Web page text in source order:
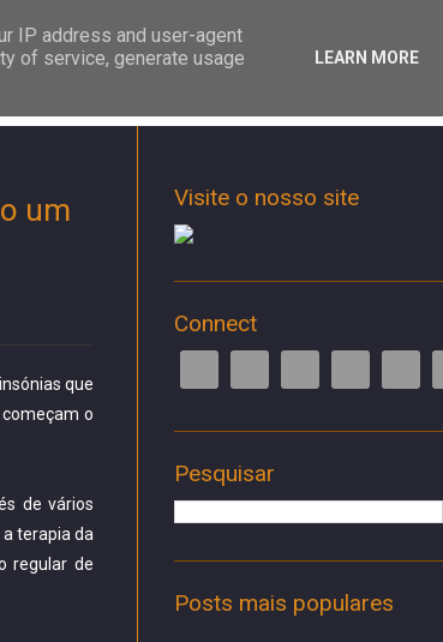
um
que
o
de vários
terapia da
regular de
Visite o nosso site
Connect
Pesquisar
Posts mais populares
IP address and user-agent
of service, generate usage
LEARN MORE